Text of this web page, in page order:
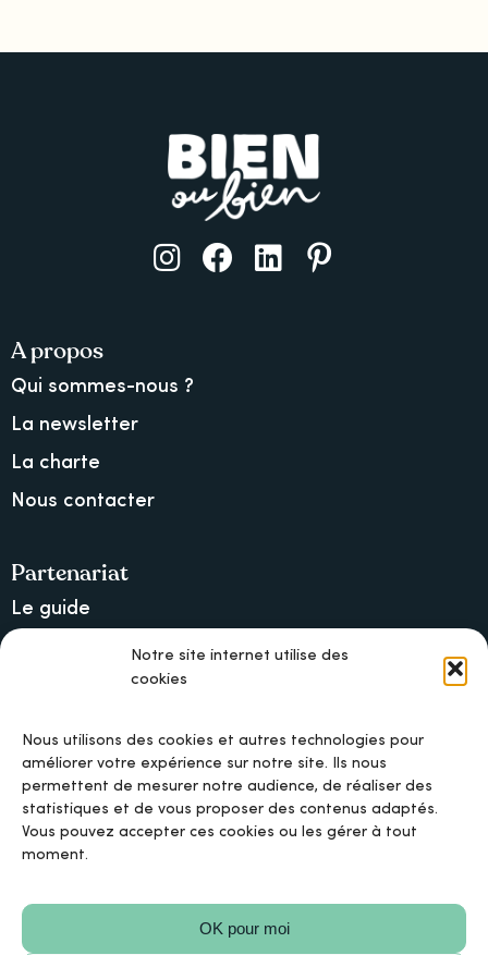
Notre site internet utilise des
cookies
Nous utilisons des cookies et autres technologies pour
améliorer votre expérience sur notre site. Ils nous
permettent de mesurer notre audience, de réaliser des
statistiques et de vous proposer des contenus adaptés.
Vous pouvez accepter ces cookies ou les gérer à tout
moment.
OK pour moi
A propos
Qui sommes-nous ?
La newsletter
La charte
Nous contacter
Partenariat
Le guide
Lancer une collecte sur Ulule
MAIF, l’assureur militant
Mentions légales
Politique de confidentialité